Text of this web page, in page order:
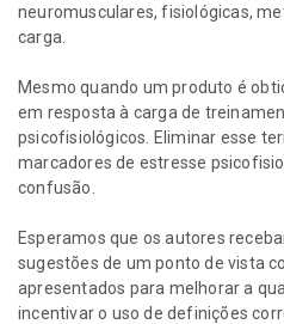
neuromusculares, fisiológicas,
carga.
Mesmo quando um produto é
em resposta à carga de
psicofisiológicos. Eliminar esse
marcadores de estresse
confusão.
Esperamos que os autores
sugestões de um ponto de vista
apresentados para melhorar a
incentivar o uso de definições